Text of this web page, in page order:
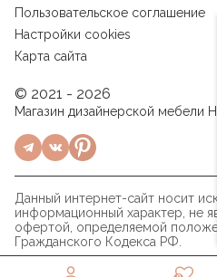
Пользовательское соглашение
Настройки cookies
Карта сайта
© 2021 - 2026
Магазин дизайнерской
Данный интернет-сайт носит
информационный характер, не
офертой, определяемой
Гражданского Кодекса РФ.